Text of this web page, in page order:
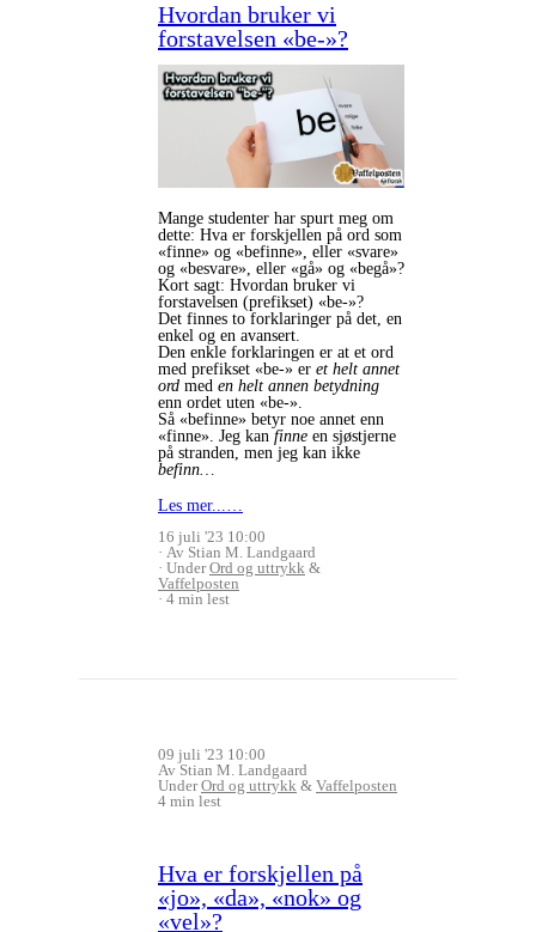
Hvordan bruker vi
forstavelsen «be-»?
Mange studenter har spurt meg om
dette: Hva er forskjellen på ord som
«finne» og «befinne», eller «svare»
og «besvare», eller «gå» og «begå»?
Kort sagt: Hvordan bruker vi
forstavelsen (prefikset) «be-»?
Det finnes to forklaringer på det, en
enkel og en avansert.
Den enkle forklaringen er at et ord
med prefikset «be‑» er et helt annet
ord med en helt annen betydning
enn ordet uten «be‑».
Så «befinne» betyr noe annet enn
«finne». Jeg kan finne en sjøstjerne
på stranden, men jeg kan ikke
befinn…
Les mer...…
16 juli '23 10:00
Av Stian M. Landgaard
UnderOrd og uttrykk &
Vaffelposten
4 min lest
09 juli '23 10:00
Av Stian M. Landgaard
UnderOrd og uttrykk & Vaffelposten
4 min lest
Hva er forskjellen på
«jo», «da», «nok» og
«vel»?